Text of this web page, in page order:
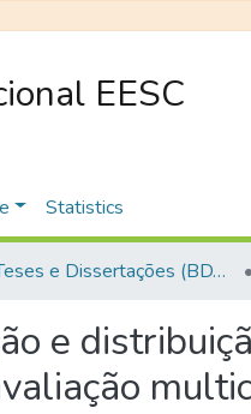
EESC
Statistics
Teses e Dissertações (BDTD USP)
e